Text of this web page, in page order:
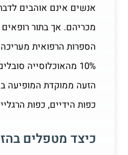
אנשים אינם אוהבים
מכריהם. אך בתור
10% מהאוכלוסייה
הזעה ממוקדת המופיעה
כפות הידיים, כפות
כיצד מטפלים